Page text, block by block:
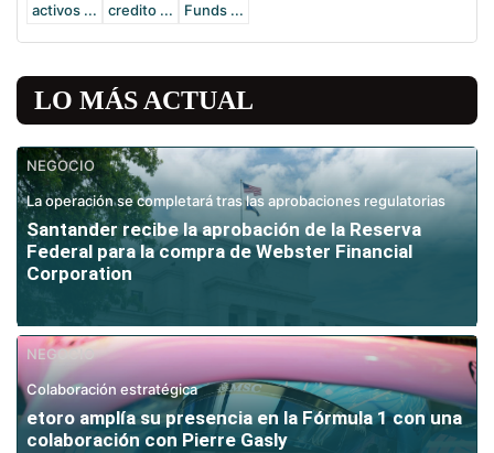
activos ...
credito ... Funds ...
LO MÁS ACTUAL
NEGOCIO
La operación se completará tras las aprobaciones regulatorias
Santander recibe la aprobación de la Reserva
Federal para la compra de Webster Financial
Corporation
NEGOCIO
Colaboración estratégica
etoro amplía su presencia en la Fórmula 1 con una
colaboración con Pierre Gasly